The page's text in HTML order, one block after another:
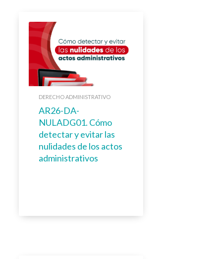
DERECHO ADMINISTRATIVO
AR26-DA-
NULADG01. Cómo
detectar y evitar las
nulidades de los actos
administrativos